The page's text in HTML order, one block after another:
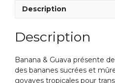
Description
Description
Banana & Guava présente
des bananes sucrées et
goyaves tropicales pour